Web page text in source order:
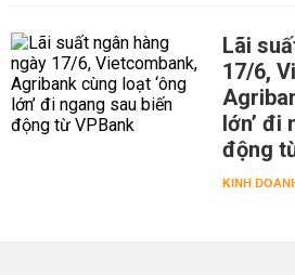
Lãi
17/6,
lớn’ đi
động
KINH